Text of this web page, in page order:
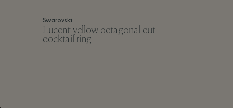
Swarovski
Lucent yellow octagonal cut
cocktail ring